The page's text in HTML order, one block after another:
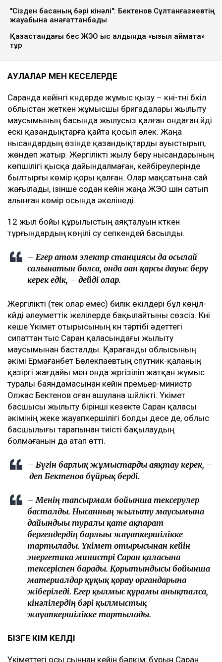
"Сізден басқаның бәрі кінәлі": Бектенов Сұлтанғазиевтің
жауабына қанағаттанбады
Қазақстандағы бес ЖЭО қыс алдында «қызыл аймақта»
тұр
АУЛАЛАР МЕН КЕҢСЕЛЕРДЕ
Саранда кейінгі күндерде жұмыс қызу – күні-түні бүкіл
облыстан жеткен жұмысшы бригадалары жылыту
маусымының басында жылусыз қалған ондаған үйді
ескі қазандықтарға қайта қосып әлек. Жаңа
нысандардың өзінде қазандықтарды ауыстырып,
жөндеп жатыр. Жергілікті жылу беру нысандарының
көпшілігі қысқа дайындалмаған, кейбіреулерінде
былтырғы көмір қоры қалған. Олар мақсатына сай
жағылады, ізінше содан кейін жаңа ЖЭО үшін сатып
алынған көмір осында әкелінеді.
12 жыл бойы құрылыстың аяқталуын күткен
тұрғындардың көңілі су сепкендей басылды.
– Егер атом электр станциясы да осылай
салынатын болса, онда оған қарсы дауыс беру
керек едік, – дейді олар.
Жергілікті (тек олар емес) билік өкілдері бұл көңіл-
күйді әлеуметтік желілерде бақылайтыны сөзсіз. Күні
кеше Үкімет отырысының күн тәртібі әдеттегі
сипаттан тыс Саран қаласындағы жылыту
маусымынан басталды. Қарағанды облысының
әкімі Ермағанбет Бөлекпаевтың спутник-қаланың
қазіргі жағдайы мен онда жүргізіліп жатқан жұмыс
туралы баяндамасынан кейін премьер-министр
Олжас Бектенов оған ашулана шүйлікті. Үкімет
басшысы жылыту бірінші кезекте Саран қаласы
әкімінің жеке жауапкершілігі болды десе де, облыс
басшылығы тарапынан тиісті бақылаудың
болмағанын да атап өтті.
– Бүгін барлық жұмыстарды аяқтау керек, –
деп Бектенов бұйрық берді.
– Менің тапсырмам бойынша тексерулер
басталды. Нысанның жылыту маусымына
дайындығы туралы қате ақпарат
бергендердің барлығы жауапкершілікке
тартылады. Үкімет отырысынан кейін
энергетика министрі Саран қаласына
тексеріспен барады. Қорытындысы бойынша
материалдар құқық қорғау органдарына
жіберіледі. Егер қылмыс құрамы анықталса,
кінәлілердің бәрі қылмыстық
жауапкершілікке тартылады.
БІЗГЕ КІМ КЕЛДІ
Үкіметтегі осы сыннан кейін бәлкім, бұрын Саран